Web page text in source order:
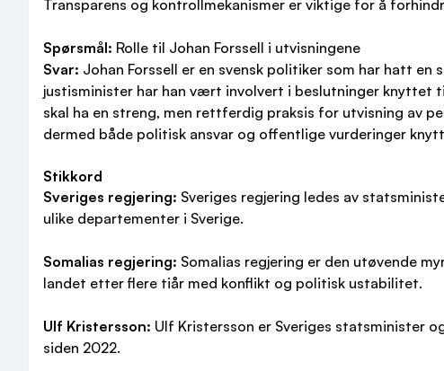
Transparens og kontrollmekanismer er viktige for å
Spørsmål: Rolle til Johan Forssell i utvisningene
Svar: Johan Forssell er en svensk politiker som har hatt
justisminister har han vært involvert i beslutninger knyttet
skal ha en streng, men rettferdig praksis for utvisning av
dermed både politisk ansvar og offentlige vurderinger
Stikkord
Sveriges regjering: Sveriges regjering ledes av
ulike departementer i Sverige.
Somalias regjering: Somalias regjering er den utøvende
landet etter flere tiår med konflikt og politisk ustabilitet.
Ulf Kristersson: Ulf Kristersson er Sveriges statsminister
siden 2022.